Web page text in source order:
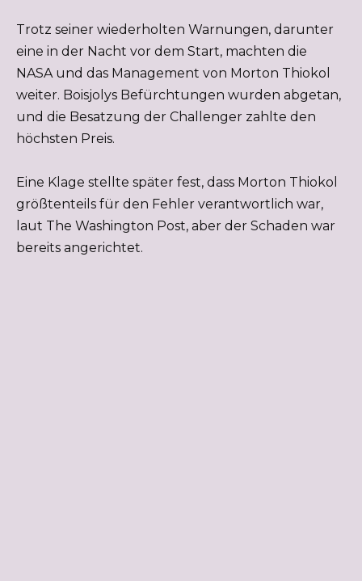
Trotz seiner wiederholten Warnungen, darunter
eine in der Nacht vor dem Start, machten die
NASA und das Management von Morton Thiokol
weiter. Boisjolys Befürchtungen wurden abgetan,
und die Besatzung der Challenger zahlte den
höchsten Preis.
Eine Klage stellte später fest, dass Morton Thiokol
größtenteils für den Fehler verantwortlich war,
laut The Washington Post, aber der Schaden war
bereits angerichtet.